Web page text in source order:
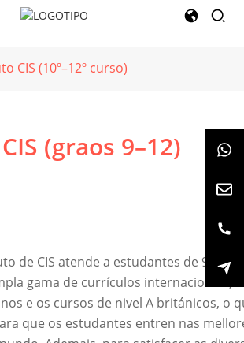
CIS (10º–12º curso)
(graos 9–12)
de CIS atende a estudantes de 9.º a
gama de currículos internacionais,
e os cursos de nivel A británicos, o
que os estudantes entren nas